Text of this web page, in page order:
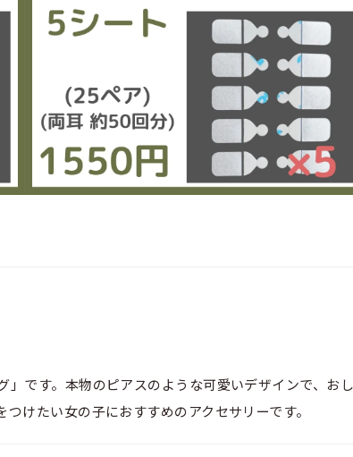
です。本物のピアスのような可愛いデザインで、お
けたい女の子におすすめのアクセサリーです。